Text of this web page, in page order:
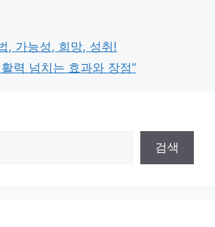
, 가능성, 희망, 성취!
력 넘치는 효과와 장점”
검색